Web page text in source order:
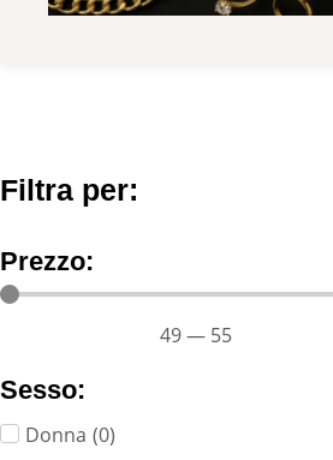
Filtra per:
Prezzo:
49 — 55
Sesso:
Donna (0)